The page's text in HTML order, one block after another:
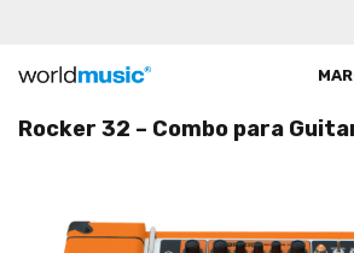
Rocker 32 – Combo para